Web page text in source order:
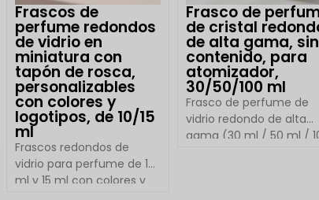
Frascos de
perfume redondos
de vidrio en
miniatura con
tapón de rosca,
personalizables
con colores y
logotipos, de 10/15
ml
Frascos redondos de
vidrio para perfume de 10
ml y 15 ml con colores y
Frasco de
de cristal
de alta gama, sin
contenido, para
atomizador,
30/50/100 ml
Frasco de perfume de
vidrio redondo de alta
gama (30 ml / 50 ml /